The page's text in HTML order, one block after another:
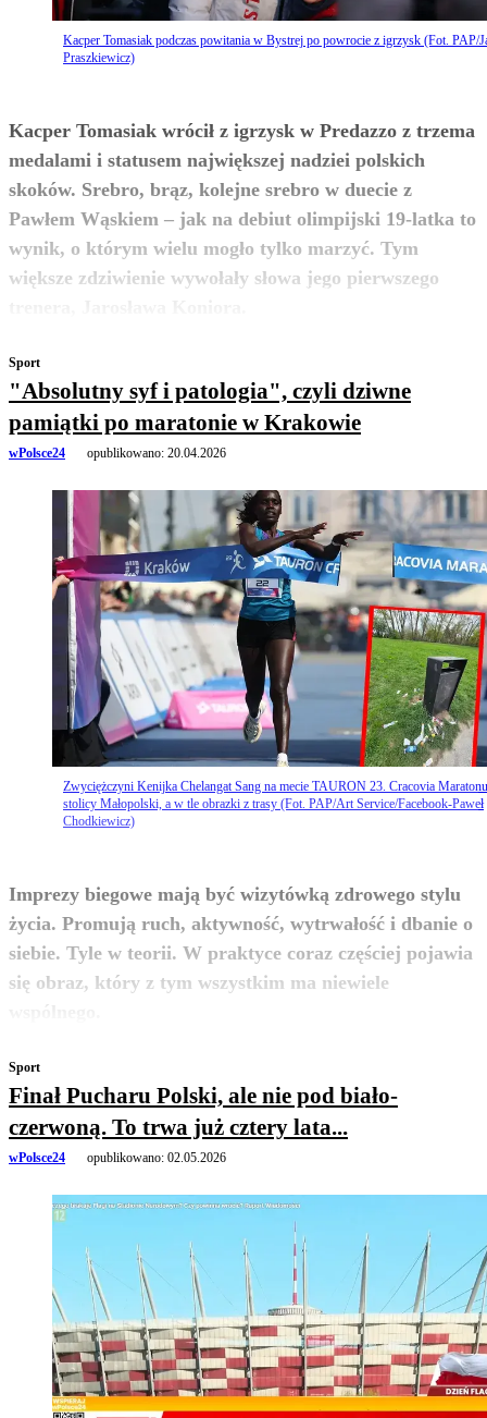
Kacper Tomasiak podczas powitania w Bystrej po powrocie z igrzysk (Fot. PAP/
Praszkiewicz)
Kacper Tomasiak wrócił z igrzysk w Predazzo z trzema
medalami i statusem największej nadziei polskich
skoków. Srebro, brąz, kolejne srebro w duecie z
Pawłem Wąskiem – jak na debiut olimpijski 19-latka to
wynik, o którym wielu mogło tylko marzyć. Tym
większe zdziwienie wywołały słowa jego pierwszego
zobacz więcej
Sport
"Absolutny syf i patologia", czyli dziwne
pamiątki po maratonie w Krakowie
wPolsce24 opublikowano: 20.04.2026
Zwyciężczyni Kenijka Chelangat Sang na mecie TAURON 23. Cracovia
stolicy Małopolski, a w tle obrazki z trasy (Fot. PAP/Art Service/Facebook-Paweł
Chodkiewicz)
Imprezy biegowe mają być wizytówką zdrowego stylu
życia. Promują ruch, aktywność, wytrwałość i dbanie o
siebie. Tyle w teorii. W praktyce coraz częściej pojawia
się obraz, który z tym wszystkim ma niewiele
Sport
Finał Pucharu Polski, ale nie pod biało-
czerwoną. To trwa już cztery lata...
wPolsce24 opublikowano: 02.05.2026